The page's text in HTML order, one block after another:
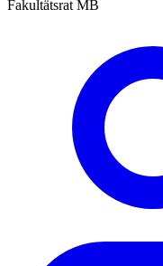
Fakultätsrat MB